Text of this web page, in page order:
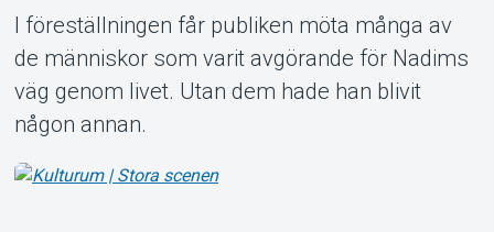
I föreställningen får publiken möta många av
de människor som varit avgörande för Nadims
väg genom livet. Utan dem hade han blivit
någon annan.